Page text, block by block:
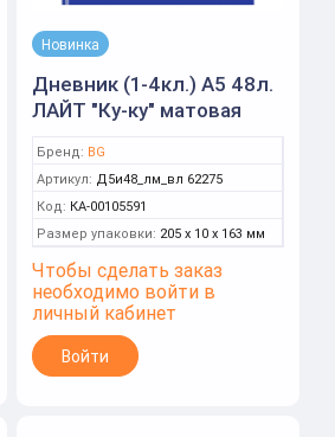
Новинка
Дневник (1-4кл.) А5 48л.
ЛАЙТ "Ку-ку" матовая
Бренд: BG
Артикул: Д5и48_лм_вл 62275
Код: КА-00105591
Размер упаковки: 205 x 10 x 163 мм
Чтобы сделать заказ
необходимо войти в
личный кабинет
Войти